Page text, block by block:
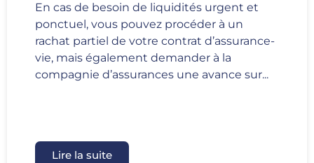
En cas de besoin de liquidités urgent et
ponctuel, vous pouvez procéder à un
rachat partiel de votre contrat d’assurance-
vie, mais également demander à la
compagnie d’assurances une avance sur...
Lire la suite